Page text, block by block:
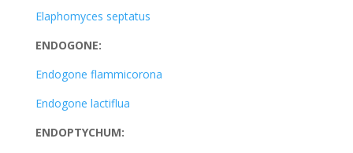
Elaphomyces septatus
ENDOGONE:
Endogone flammicorona
Endogone lactiflua
ENDOPTYCHUM: